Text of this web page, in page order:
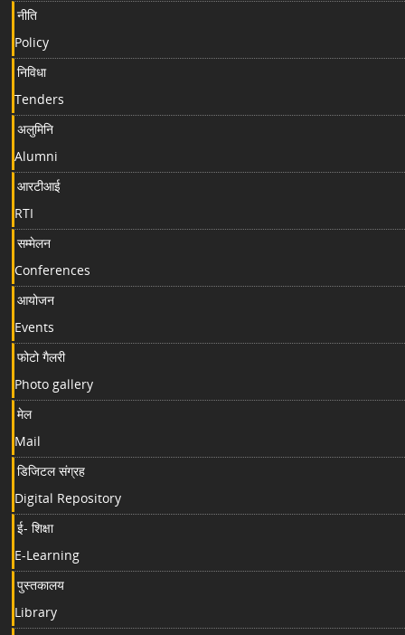
नीति
Policy
निविधा
Tenders
अलुमिनि
Alumni
आरटीआई
RTI
सम्मेलन
Conferences
आयोजन
Events
फोटो गैलरी
Photo gallery
मेल
Mail
डिजिटल संग्रह
Digital Repository
ई- शिक्षा
E-Learning
पुस्तकालय
Library